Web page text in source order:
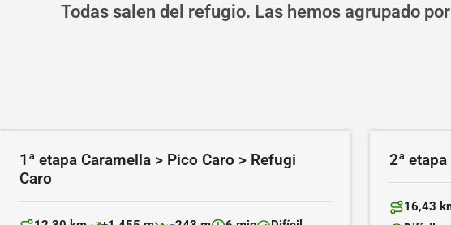
Todas salen del refugio. Las hemos agrupado
1ª etapa Caramella > Pico Caro > Refugi
Caro
2ª
Distancia:
16,43